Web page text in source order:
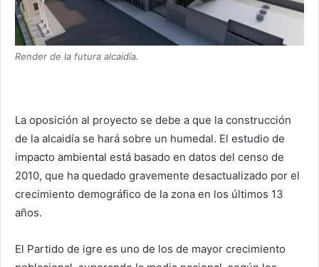
Render de la futura alcaidía.
La oposición al proyecto se debe a que la construcción
de la alcaidía se hará sobre un humedal. El estudio de
impacto ambiental está basado en datos del censo de
2010, que ha quedado gravemente desactualizado por el
crecimiento demográfico de la zona en los últimos 13
años.
El Partido de igre es uno de los de mayor crecimiento